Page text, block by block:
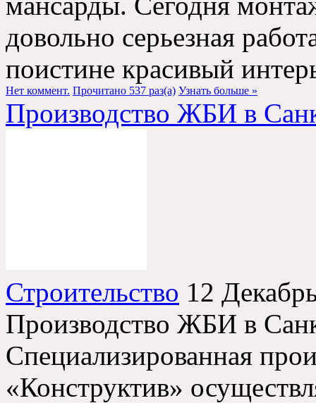
довольно серьезная
поистине красивый
Нет коммент. Прочитано 537 раз(a) Узнать больше »
Производство ЖБИ в
Строительство 12
Производство ЖБИ в
Специализированная
«Конструктив»